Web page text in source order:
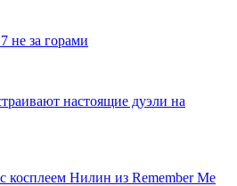
не за горами
настоящие дуэли на
косплеем Нилин из Remember Me